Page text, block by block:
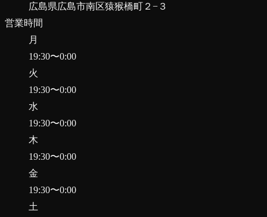
広島県広島市南区猿猴橋町２−３
営業時間
月
19:30〜0:00
火
19:30〜0:00
水
19:30〜0:00
木
19:30〜0:00
金
19:30〜0:00
土